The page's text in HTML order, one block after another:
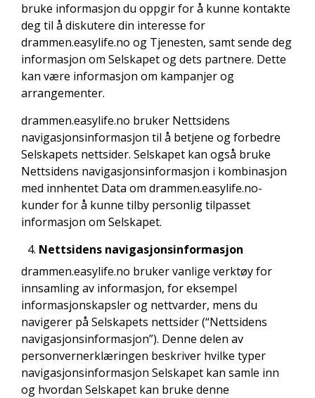
bruke informasjon du oppgir for å kunne kontakte
deg til å diskutere din interesse for
drammen.easylife.no og Tjenesten, samt sende deg
informasjon om Selskapet og dets partnere. Dette
kan være informasjon om kampanjer og
arrangementer.
drammen.easylife.no bruker Nettsidens
navigasjonsinformasjon til å betjene og forbedre
Selskapets nettsider. Selskapet kan også bruke
Nettsidens navigasjonsinformasjon i kombinasjon
med innhentet Data om drammen.easylife.no-
kunder for å kunne tilby personlig tilpasset
informasjon om Selskapet.
Nettsidens navigasjonsinformasjon
drammen.easylife.no bruker vanlige verktøy for
innsamling av informasjon, for eksempel
informasjonskapsler og nettvarder, mens du
navigerer på Selskapets nettsider (“Nettsidens
navigasjonsinformasjon”). Denne delen av
personvernerklæringen beskriver hvilke typer
navigasjonsinformasjon Selskapet kan samle inn
og hvordan Selskapet kan bruke denne